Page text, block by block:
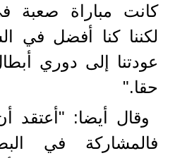
كانت مباراة صعبة
لكننا كنا أفضل في
عودتنا إلى دوري
حقا."
وقال أيضا: "أعتقد
فالمشاركة في